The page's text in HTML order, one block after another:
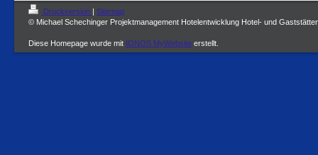
Druckversion | Sitemap
© Michael Schechinger Projektmanagement Hotelentwicklung Hotel- und
Diese Homepage wurde mit IONOS MyWebsite erstellt.